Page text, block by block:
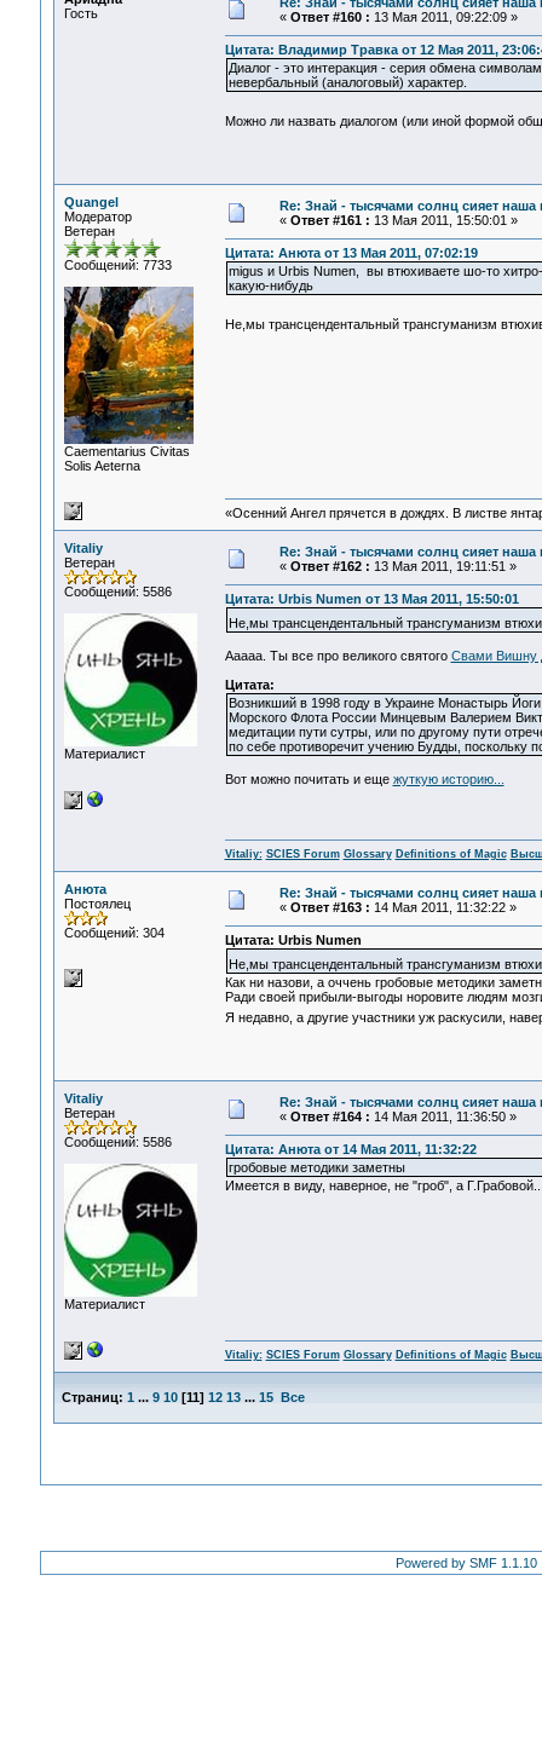
Гость
« Ответ #160 : 13 Мая 2011, 09:22:09 »
Цитата: Владимир Травка от 12 Мая 2011,
Диалог - это интеракция - серия обмена
невербальный (аналоговый) характер.
Можно ли назвать диалогом (или иной формой
Quangel
Модератор
Ветеран
Сообщений: 7733
Сaementarius Civitas
Solis Aeterna
Re: Знай - тысячами солнц сияет наша
« Ответ #161 : 13 Мая 2011, 15:50:01 »
Цитата: Анюта от 13 Мая 2011, 07:02:19
migus и Urbis Numen, вы втюхиваете шо-то
какую-нибудь
Не,мы трансцендентальный трансгуманизм
«Осенний Ангел прячется в дождях. В листве
Vitaliy
Ветеран
Сообщений: 5586
Материалист
Re: Знай - тысячами солнц сияет наша
« Ответ #162 : 13 Мая 2011, 19:11:51 »
Цитата: Urbis Numen от 13 Мая 2011, 15:50:01
Не,мы трансцендентальный трансгуманизм
Ааааа. Ты все про великого святого Свами Вишну
Цитата:
Возникший в 1998 году в Украине Монастырь
Морского Флота России Минцевым Валерием
медитации пути сутры, или по другому пути
по себе противоречит учению Будды, поскольку
Вот можно почитать и еще жуткую историю...
Vitaliy: SCIES Forum Glossary Definitions of Magic
Анюта
Постоялец
Сообщений: 304
Re: Знай - тысячами солнц сияет наша
« Ответ #163 : 14 Мая 2011, 11:32:22 »
Цитата: Urbis Numen
Не,мы трансцендентальный трансгуманизм
Как ни назови, а оччень гробовые методики
Ради своей прибыли-выгоды норовите людям
Я недавно, а другие участники уж раскусили,
Vitaliy
Ветеран
Сообщений: 5586
Материалист
Re: Знай - тысячами солнц сияет наша
« Ответ #164 : 14 Мая 2011, 11:36:50 »
Цитата: Анюта от 14 Мая 2011, 11:32:22
гробовые методики заметны
Имеется в виду, наверное, не "гроб", а
Vitaliy: SCIES Forum Glossary Definitions of Magic
Страниц: 1 ... 9 10[11] 12 13 ... 15 Все
Powered by SMF 1.1.10